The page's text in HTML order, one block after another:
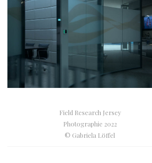
Field Research Jersey
Photographie 2022
© Gabriela Löffel